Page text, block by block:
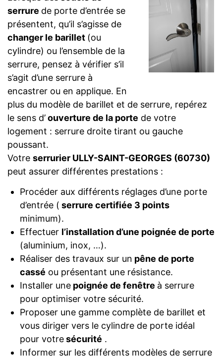
serrure de porte d’entrée se
présentent, qu’il s’agisse de
changer le barillet (ou
cylindre) ou l’ensemble de la
serrure, pensez à vérifier s’il
s’agit d’une serrure à
encastrer ou en applique. En
plus du modèle de barillet et de serrure, repérez
le sens d’ouverture de la porte de votre
logement : serrure droite tirant ou gauche
poussant.
Votre serrurier ULLY-SAINT-GEORGES (60730)
peut assurer différentes prestations :
Procéder aux différents réglages d’une porte
d’entrée ( serrure certifiée 3 points
minimum).
Effectuer l’installation d’une poignée de porte
(aluminium, inox, …).
Réaliser des travaux sur un pêne de porte
cassé ou présentant une résistance.
Installer unepoignée de fenêtre à serrure
pour optimiser votre sécurité.
Proposer une gamme complète de barillet et
vous diriger vers le cylindre de porte idéal
pour votresécurité .
Informer sur les différents modèles de serrure